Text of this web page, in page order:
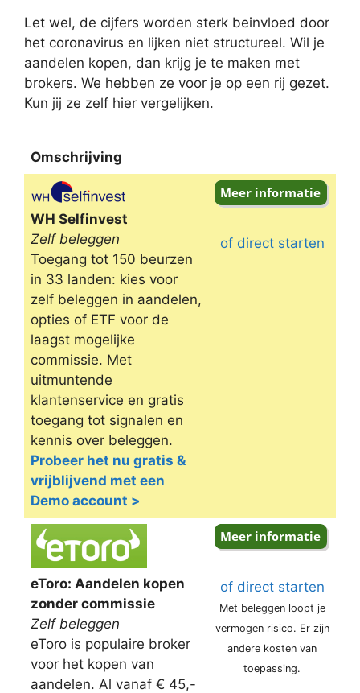
Let wel, de cijfers worden sterk beinvloed door
het coronavirus en lijken niet structureel. Wil je
aandelen kopen, dan krijg je te maken met
brokers. We hebben ze voor je op een rij gezet.
Kun jij ze zelf hier vergelijken.
Omschrijving
Omschrijving
WH Selfinvest
Zelf beleggen
Toegang tot 150 beurzen
in 33 landen: kies voor
zelf beleggen in aandelen,
opties of ETF voor de
laagst mogelijke
commissie. Met
uitmuntende
klantenservice en gratis
toegang tot signalen en
kennis over beleggen.
Probeer het nu gratis &
vrijblijvend met een
Demo account >
of direct starten
eToro: Aandelen kopen
zonder commissie
Zelf beleggen
eToro is populaire broker
voor het kopen van
aandelen. Al vanaf € 45,-
of direct starten
Met beleggen loopt je
vermogen risico. Er zijn
andere kosten van
toepassing.